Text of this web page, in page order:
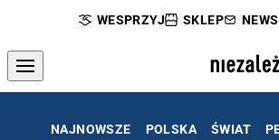
WESPRZYJ SKLEP
NAJNOWSZE POLSKA ŚWIAT